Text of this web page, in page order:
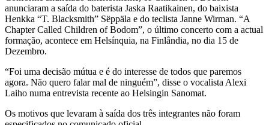
anunciaram a saída do baterista Jaska Raatikainen, do baixista
Henkka “T. Blacksmith” Sëppäla e do teclista Janne Wirman. “A
Chapter Called Children of Bodom”, o último concerto com a actual
formação, acontece em Helsínquia, na Finlândia, no dia 15 de
Dezembro.
“Foi uma decisão mútua e é do interesse de todos que paremos
agora. Não quero falar mal de ninguém”, disse o vocalista Alexi
Laiho numa entrevista recente ao Helsingin Sanomat.
Os motivos que levaram à saída dos três integrantes não foram